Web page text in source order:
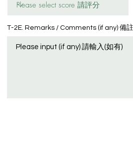
T-2E. Remarks / Comments (if any) 備